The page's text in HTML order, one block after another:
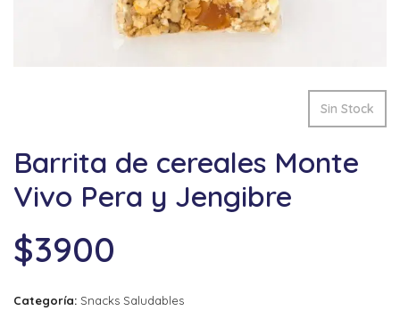
Sin Stock
Barrita de cereales Monte
Vivo Pera y Jengibre
$3900
Categoría: Snacks Saludables